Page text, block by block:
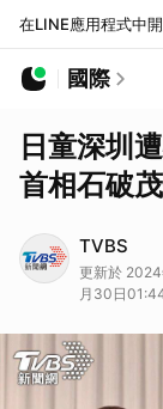
在LINE應用程式中開
國際
日童深圳
首相石破
TVBS
更新於
月30日